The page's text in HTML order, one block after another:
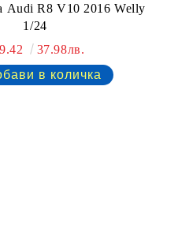
Audi R8 V10 2016 Welly
1/24
37.98лв.